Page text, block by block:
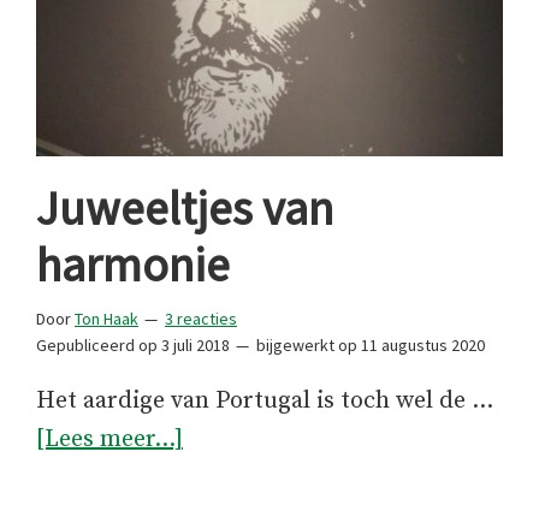
Juweeltjes van
harmonie
DoorTon Haak
3 reacties
Gepubliceerd op 3 juli 2018 bijgewerkt op 11 augustus 2020
Het aardige van Portugal is toch wel de …
[Lees meer...]